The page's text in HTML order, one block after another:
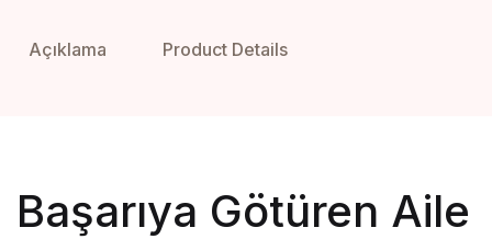
Açıklama Product Details
Başarıya Götüren Aile